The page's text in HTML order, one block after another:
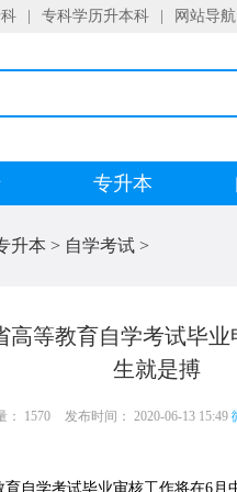
专科学历升本科 网站导航
专升本
升本 > 自学考试 >
高等教育自学考试毕
生就是搏
： 1570 发布时间： 2020-06-13 15:49
学考试毕业审核工作将在6月